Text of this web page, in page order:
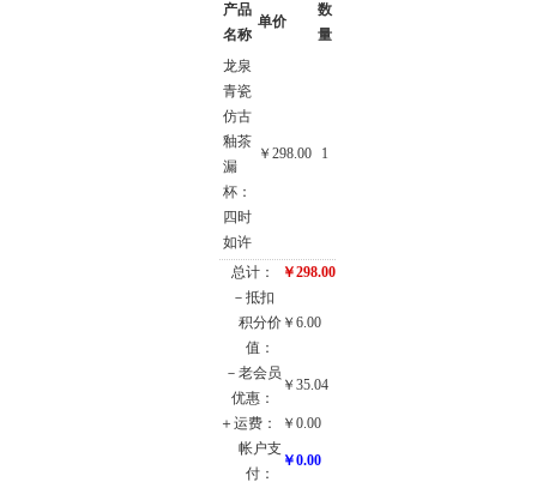
产品
名称
单价
数
量
龙泉
青瓷
仿古
釉茶
漏
杯：
四时
如许
￥298.00 1
总计：
￥298.00
－抵扣
积分价
值：
￥6.00
－老会员
优惠：
￥35.04
＋运费：
￥0.00
帐户支
付：
￥0.00